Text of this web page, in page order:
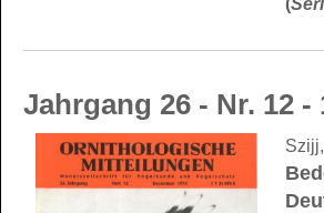
(
Jahrgang 26 - Nr. 12 -